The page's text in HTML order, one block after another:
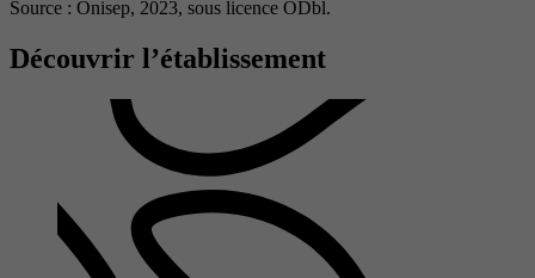
Source : Onisep, 2023, sous licence ODbl.
Découvrir l’établissement